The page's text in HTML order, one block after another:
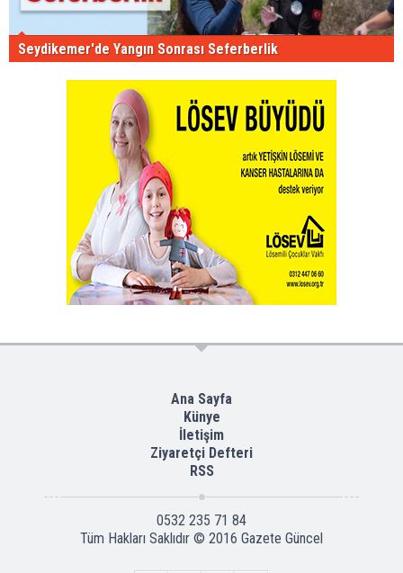
Seydikemer'de Yangın Sonrası Seferberlik
Ana Sayfa
Künye
İletişim
Ziyaretçi Defteri
RSS
0532 235 71 84
Tüm Hakları Saklıdır © 2016 Gazete Güncel